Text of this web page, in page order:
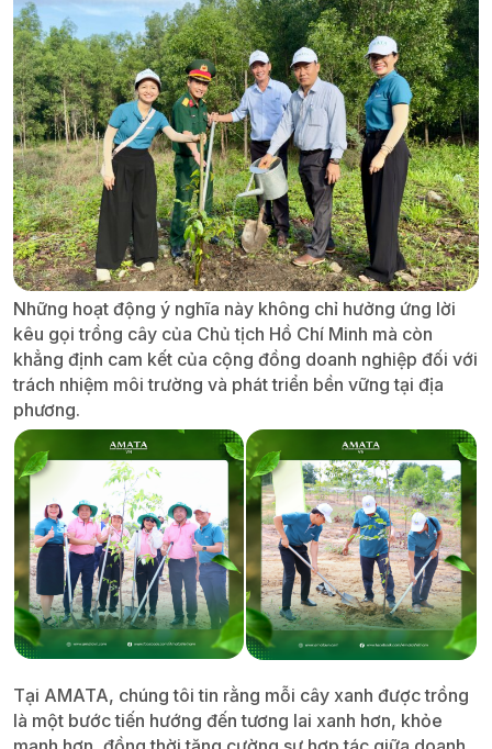
Những hoạt động ý nghĩa này không chỉ hưởng ứng lời
kêu gọi trồng cây của Chủ tịch Hồ Chí Minh mà còn
khẳng định cam kết của cộng đồng doanh nghiệp đối với
trách nhiệm môi trường và phát triển bền vững tại địa
phương.
Tại AMATA, chúng tôi tin rằng mỗi cây xanh được trồng
là một bước tiến hướng đến tương lai xanh hơn, khỏe